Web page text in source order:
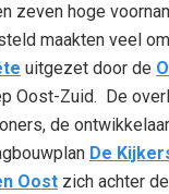
zeven hoge
maakten veel
uitgezet door de
Oost-Zuid. De
de
De
Oost zich achter